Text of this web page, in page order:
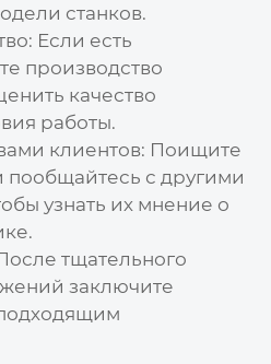
станков.
Если есть
производство
качество
работы.
клиентов: Поищите
пообщайтесь с другими
узнать их мнение о
тщательного
заключите